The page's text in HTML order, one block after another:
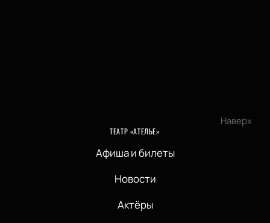
Наверх
ТЕАТР «АТЕЛЬЕ»
Афиша и билеты
Новости
Актёры